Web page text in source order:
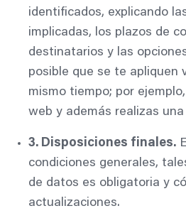
identificados, explicando
implicadas, los plazos de
destinatarios y las
posible que se te apliquen
mismo tiempo; por
web y además realizas una
3. Disposiciones finales.
condiciones generales,
de datos es obligatoria y
actualizaciones.